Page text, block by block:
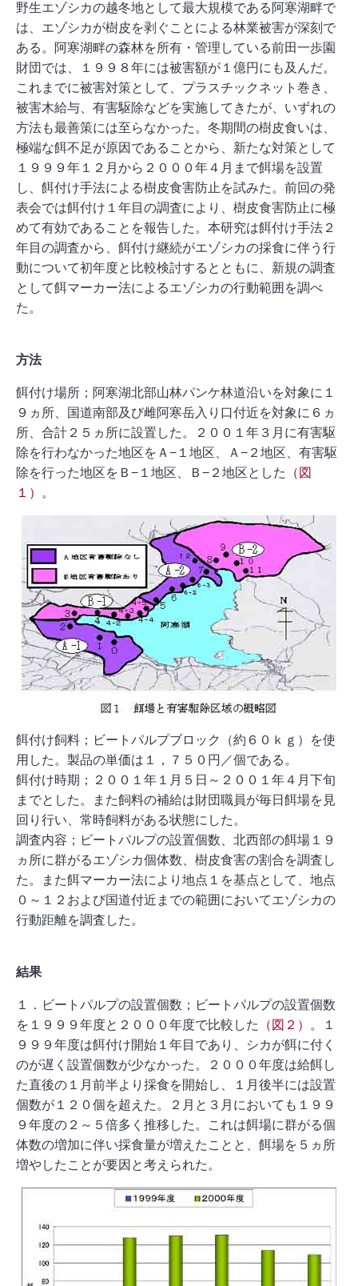
野生エゾシカの越冬地として最大規模である阿寒湖畔で
は、エゾシカが樹皮を剥ぐことによる林業被害が深刻で
ある。阿寒湖畔の森林を所有・管理している前田一歩園
財団では、１９９８年には被害額が１億円にも及んだ。
これまでに被害対策として、プラスチックネット巻き、
被害木給与、有害駆除などを実施してきたが、いずれの
方法も最善策には至らなかった。冬期間の樹皮食いは、
極端な餌不足が原因であることから、新たな対策として
１９９９年１２月から２０００年４月まで餌場を設置
し、餌付け手法による樹皮食害防止を試みた。前回の発
表会では餌付け１年目の調査により、樹皮食害防止に極
めて有効であることを報告した。本研究は餌付け手法２
年目の調査から、餌付け継続がエゾシカの採食に伴う行
動について初年度と比較検討するとともに、新規の調査
として餌マーカー法によるエゾシカの行動範囲を調べ
た。
方法
餌付け場所；阿寒湖北部山林パンケ林道沿いを対象に１
９ヵ所、国道南部及び雌阿寒岳入り口付近を対象に６ヵ
所、合計２５ヵ所に設置した。２００１年３月に有害駆
除を行わなかった地区をＡ−１地区、Ａ−２地区、有害駆
除を行った地区をＢ−１地区、Ｂ−２地区とした
（図
１）
。
餌付け飼料；ビートパルプブロック（約６０ｋｇ）を使
用した。製品の単価は１，７５０円／個である。
餌付け時期；２００１年１月５日～２００１年４月下旬
までとした。また飼料の補給は財団職員が毎日餌場を見
回り行い、常時飼料がある状態にした。
調査内容；ビートパルプの設置個数、北西部の餌場１９
ヵ所に群がるエゾシカ個体数、樹皮食害の割合を調査し
た。また餌マーカー法により地点１を基点として、地点
０～１２および国道付近までの範囲においてエゾシカの
行動距離を調査した。
結果
１．ビートパルプの設置個数；ビートパルプの設置個数
を１９９９年度と２０００年度で比較した
（図２）
。１
９９９年度は餌付け開始１年目であり、シカが餌に付く
のが遅く設置個数が少なかった。２０００年度は給餌し
た直後の１月前半より採食を開始し、１月後半には設置
個数が１２０個を超えた。２月と３月においても１９９
９年度の２～５倍多く推移した。これは餌場に群がる個
体数の増加に伴い採食量が増えたことと、餌場を５ヵ所
増やしたことが要因と考えられた。